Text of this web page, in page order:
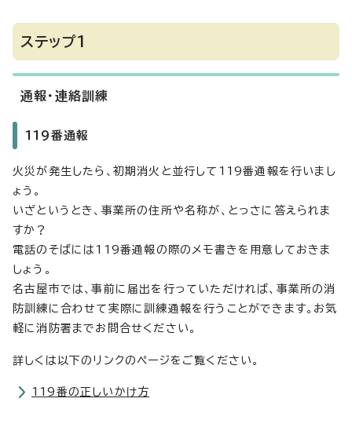
ステップ1
通報・連絡訓練
119番通報
火災が発生したら、初期消火と並行して119番通報を行いまし
ょう。
いざというとき、事業所の住所や名称が、とっさに答えられま
すか？
電話のそばには119番通報の際のメモ書きを用意しておきま
しょう。
名古屋市では、事前に届出を行っていただければ、事業所の消
防訓練に合わせて実際に訓練通報を行うことができます。お気
軽に消防署までお問合せください。
詳しくは以下のリンクのページをご覧ください。
119番の正しいかけ方